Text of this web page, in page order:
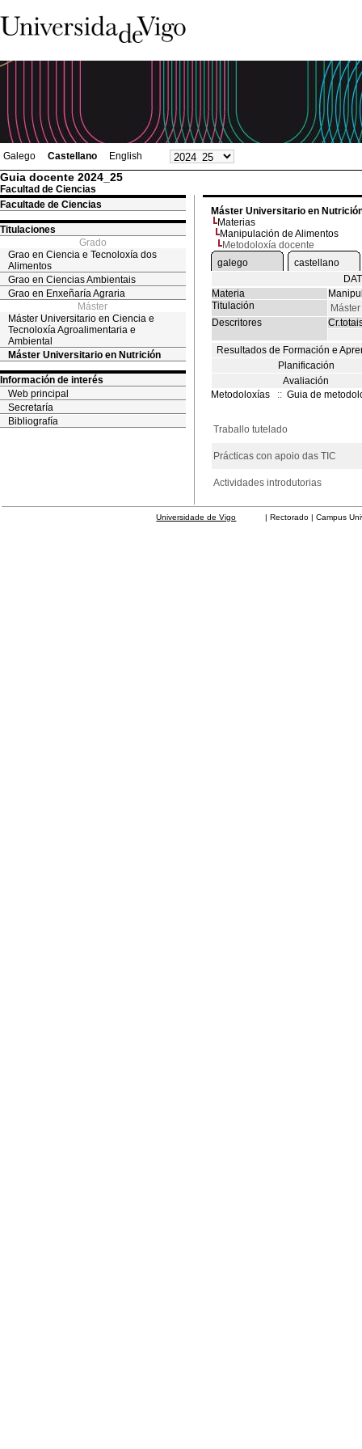
Galego Castellano English
Guia docente 2024_25
Facultad de Ciencias
Facultade de Ciencias
Titulaciones
Grado
Grao en Ciencia e Tecnoloxía dos
Alimentos
Grao en Ciencias Ambientais
Grao en Enxeñaría Agraria
Máster
Máster Universitario en Ciencia e
Tecnoloxía Agroalimentaria e
Ambiental
Máster Universitario en Nutrición
Información de interés
Web principal
Secretaría
Bibliografía
Máster Universitario en
Materias
Manipulación de Alimentos
Metodoloxía docente
galego
castellano
Materia
Titulación
Descritores
Resultados de Formación e
Planificación
Avaliación
Metodoloxías
:: Guia de
Traballo tutelado
Prácticas con apoio das TIC
Actividades introdutorias
Universidade de Vigo | Rectorado | Campus